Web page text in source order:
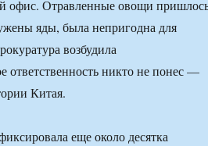
офис. Отравленные овощи
яды, была непригодна для
возбудила
ответственность никто не понес —
Китая.
еще около десятка